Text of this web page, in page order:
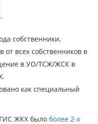
собственники,
всех собственников в
в УО/ТСЖ/ЖСК в
как специальный
ЖКХ было более 2-х